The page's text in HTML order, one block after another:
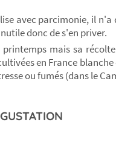
avec parcimonie, il n'a
donc de s'en priver.
printemps mais sa
en France blanche
ou fumés (dans le